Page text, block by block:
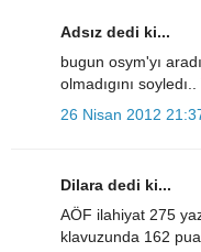
Adsız dedi ki...
bugun osym'yı
olmadıgını
26 Nisan 2012
Dilara dedi ki...
AÖF ilahiyat 275
klavuzunda 162